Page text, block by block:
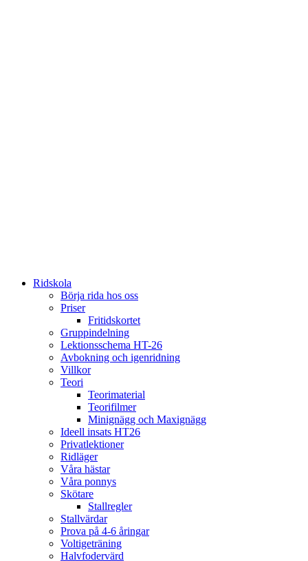
Ridskola
Börja rida hos oss
Priser
Fritidskortet
Gruppindelning
Lektionsschema HT-26
Avbokning och igenridning
Villkor
Teori
Teorimaterial
Teorifilmer
Minignägg och Maxignägg
Ideell insats HT26
Privatlektioner
Ridläger
Våra hästar
Våra ponnys
Skötare
Stallregler
Stallvärdar
Prova på 4-6 åringar
Voltigeträning
Halvfodervärd